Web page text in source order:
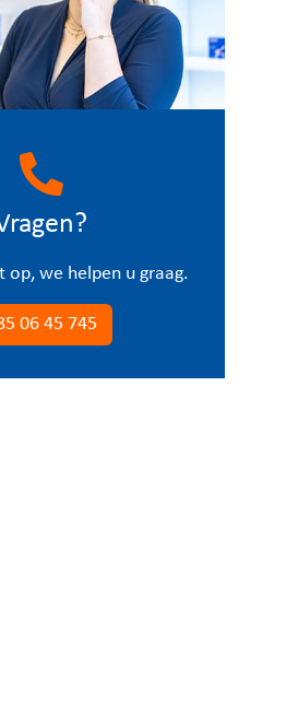
op, we helpen u graag.
06 45 745